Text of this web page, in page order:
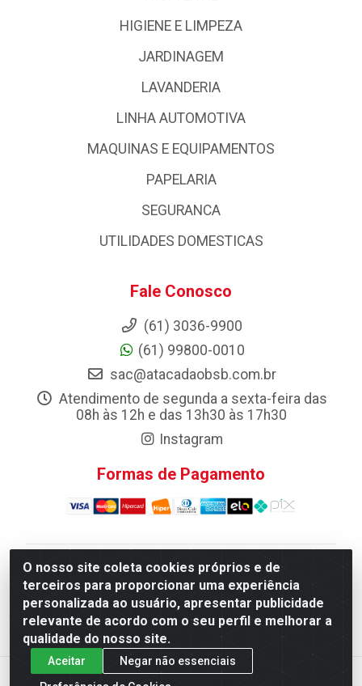
O nosso site coleta cookies próprios e de
terceiros para proporcionar uma experiência
personalizada ao usuário, apresentar publicidade
relevante de acordo com o seu perfil e melhorar a
qualidade do nosso site.
Aceitar
Negar não essenciais
HIGIENE E LIMPEZA
JARDINAGEM
LAVANDERIA
LINHA AUTOMOTIVA
MAQUINAS E EQUIPAMENTOS
PAPELARIA
SEGURANCA
UTILIDADES DOMESTICAS
Fale Conosco
(61) 3036-9900
(61) 99800-0010
sac@atacadaobsb.com.br
Atendimento de segunda a sexta-feira das
08h às 12h e das 13h30 às 17h30
Instagram
Formas de Pagamento
Atacadao da Limpeza F. Pereira Queiroz Comercio e
Distribuicao LTDA - Quadra Qi 10 Lotes 39 e, 41 - Setor
Industrial (Taguatinga), Brasília/DF - CEP 72.135-100 -
CNPJ 13.184.675/0001-80